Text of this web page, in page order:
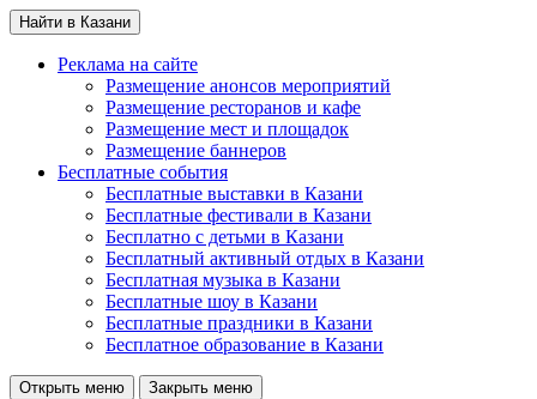
Найти в Казани
Реклама на сайте
Размещение анонсов мероприятий
Размещение ресторанов и кафе
Размещение мест и площадок
Размещение баннеров
Бесплатные события
Бесплатные выставки в Казани
Бесплатные фестивали в Казани
Бесплатно с детьми в Казани
Бесплатный активный отдых в Казани
Бесплатная музыка в Казани
Бесплатные шоу в Казани
Бесплатные праздники в Казани
Бесплатное образование в Казани
Открыть меню Закрыть меню